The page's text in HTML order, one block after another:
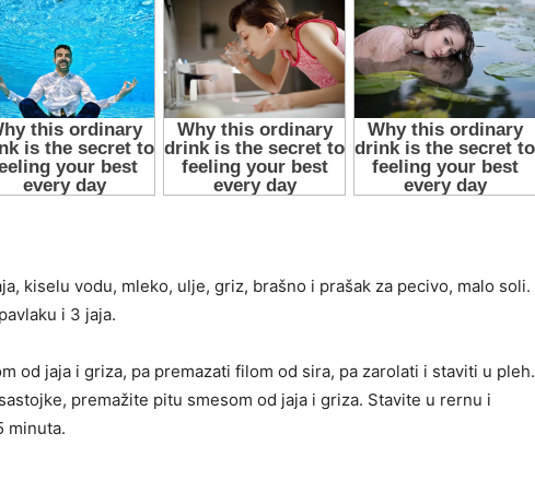
kiselu vodu, mleko, ulje, griz, brašno i prašak za pecivo, malo soli.
i 3 jaja.
od jaja i griza, pa premazati filom od sira, pa zarolati i staviti u pleh.
premažite pitu smesom od jaja i griza. Stavite u rernu i
minuta.